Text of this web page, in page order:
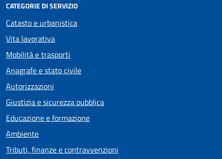
CATEGORIE DI SERVIZIO
Catasto e urbanistica
Vita lavorativa
Mobilità e trasporti
Anagrafe e stato civile
Autorizzazioni
Giustizia e sicurezza pubblica
Educazione e formazione
Ambiente
Tributi, finanze e contravvenzioni